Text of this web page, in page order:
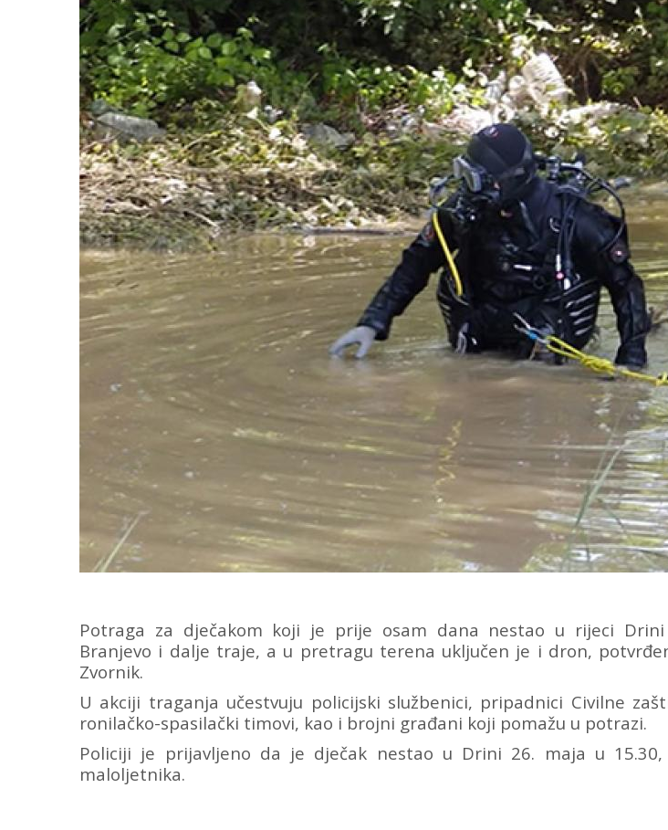
Potraga za dječakom koji je prije osam dana nestao u rijeci Drini
Branjevo i dalje traje, a u pretragu terena uključen je i dron,
Zvornik.
U akciji traganja učestvuju policijski službenici, pripadnici Civilne
ronilačko-spasilački timovi, kao i brojni građani koji pomažu u potrazi.
Policiji je prijavljeno da je dječak nestao u Drini 26. maja u
maloljetnika.